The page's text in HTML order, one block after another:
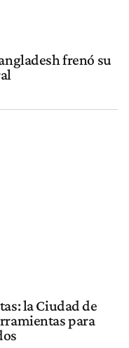
frenó su
la Ciudad de
para